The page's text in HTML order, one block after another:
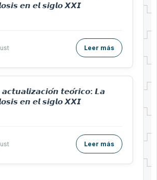
𝙚𝙣 𝙚𝙡 𝙨𝙞𝙜𝙡𝙤 𝙓𝙓𝙄
Leer más
𝙖𝙘𝙩𝙪𝙖𝙡𝙞𝙯𝙖𝙘𝙞𝙤́𝙣 𝙩𝙚𝙤́𝙧𝙞𝙘𝙤: 𝙇𝙖
𝙚𝙣 𝙚𝙡 𝙨𝙞𝙜𝙡𝙤 𝙓𝙓𝙄
Leer más